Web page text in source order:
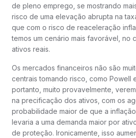
de pleno emprego, se mostrando
risco de uma elevação abrupta na
que com o risco de reaceleração
temos um cenário mais favorável, no
ativos reais.
Os mercados financeiros não são
centrais tomando risco, como Powell
portanto, muito provavelmente,
na precificação dos ativos, com os
probabilidade maior de que a
levaria a uma demanda maior por
de proteção. Ironicamente, isso